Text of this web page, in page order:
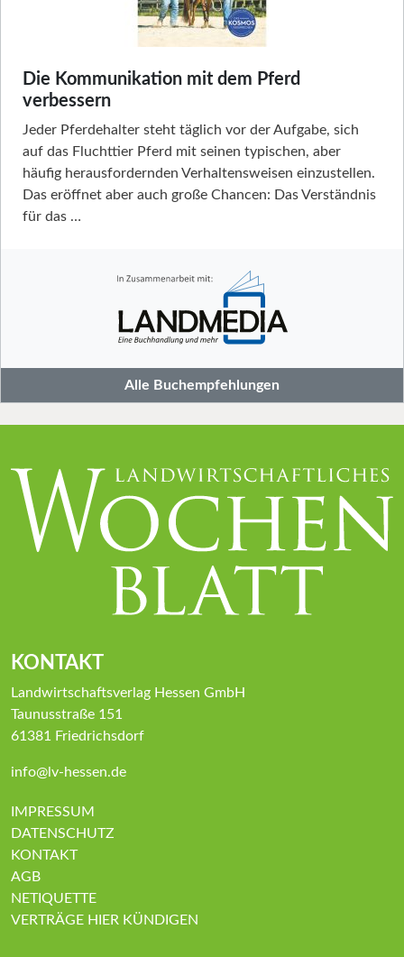
Die Kommunikation mit dem Pferd
verbessern
Jeder Pferdehalter steht täglich vor der Aufgabe, sich
auf das Fluchttier Pferd mit seinen typischen, aber
häufig herausfordernden Verhaltensweisen einzustellen.
Das eröffnet aber auch große Chancen: Das Verständnis
für das …
Alle Buchempfehlungen
KONTAKT
Landwirtschaftsverlag Hessen GmbH
Taunusstraße 151
61381 Friedrichsdorf
info@lv-hessen.de
IMPRESSUM
DATENSCHUTZ
KONTAKT
AGB
NETIQUETTE
VERTRÄGE HIER KÜNDIGEN